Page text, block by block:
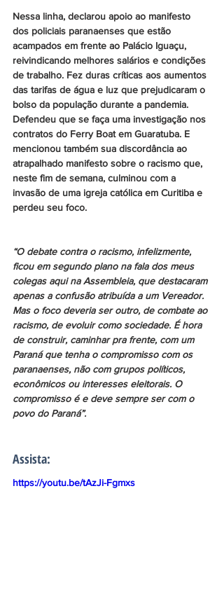
Nessa linha, declarou apoio ao manifesto
dos policiais paranaenses que estão
acampados em frente ao Palácio Iguaçu,
reivindicando melhores salários e condições
de trabalho. Fez duras críticas aos aumentos
das tarifas de água e luz que prejudicaram o
bolso da população durante a pandemia.
Defendeu que se faça uma investigação nos
contratos do Ferry Boat em Guaratuba. E
mencionou também sua discordância ao
atrapalhado manifesto sobre o racismo que,
neste fim de semana, culminou com a
invasão de uma igreja católica em Curitiba e
perdeu seu foco.
“O debate contra o racismo, infelizmente,
ficou em segundo plano na fala dos meus
colegas aqui na Assembleia, que destacaram
apenas a confusão atribuída a um Vereador.
Mas o foco deveria ser outro, de combate ao
racismo, de evoluir como sociedade. É hora
de construir, caminhar pra frente, com um
Paraná que tenha o compromisso com os
paranaenses, não com grupos políticos,
econômicos ou interesses eleitorais. O
compromisso é e deve sempre ser com o
povo do Paraná”.
Assista:
https://youtu.be/tAzJi-Fgmxs